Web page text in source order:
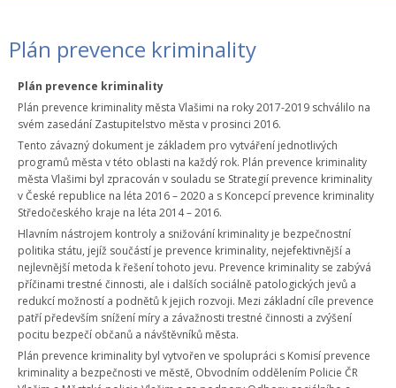
Plán prevence kriminality
Plán prevence kriminality
Plán prevence kriminality města Vlašimi na roky 2017-2019 schválilo na
svém zasedání Zastupitelstvo města v prosinci 2016.
Tento závazný dokument je základem pro vytváření jednotlivých
programů města v této oblasti na každý rok. Plán prevence kriminality
města Vlašimi byl zpracován v souladu se Strategií prevence kriminality
v České republice na léta 2016 – 2020 a s Koncepcí prevence kriminality
Středočeského kraje na léta 2014 – 2016.
Hlavním nástrojem kontroly a snižování kriminality je bezpečnostní
politika státu, jejíž součástí je prevence kriminality, nejefektivnější a
nejlevnější metoda k řešení tohoto jevu. Prevence kriminality se zabývá
příčinami trestné činnosti, ale i dalších sociálně patologických jevů a
redukcí možností a podnětů k jejich rozvoji. Mezi základní cíle prevence
patří především snížení míry a závažnosti trestné činnosti a zvýšení
pocitu bezpečí občanů a návštěvníků města.
Plán prevence kriminality byl vytvořen ve spolupráci s Komisí prevence
kriminality a bezpečnosti ve městě, Obvodním oddělením Policie ČR